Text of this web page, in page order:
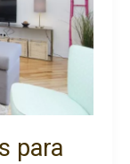
para